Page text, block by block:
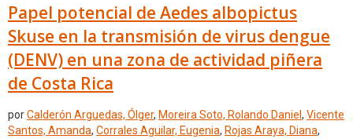
Papel potencial de Aedes albopictus
Skuse en la transmisión de virus dengue
(DENV) en una zona de actividad piñera
de Costa Rica
porCalderón Arguedas, Ólger, Moreira Soto, Rolando Daniel , Vicente
Santos, Amanda, Corrales Aguilar, Eugenia, Rojas Araya, Diana,